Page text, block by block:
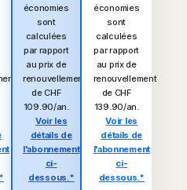
économies
sont
calculées
par rapport
au prix de
renouvellement
de CHF
109.90/an.
Voir les
détails de
l'abonnement
ci-
dessous.*
économies
sont
calculées
par rapport
au prix de
renouvellement
de CHF
139.90/an.
Voir les
détails de
l'abonnement
ci-
dessous.*